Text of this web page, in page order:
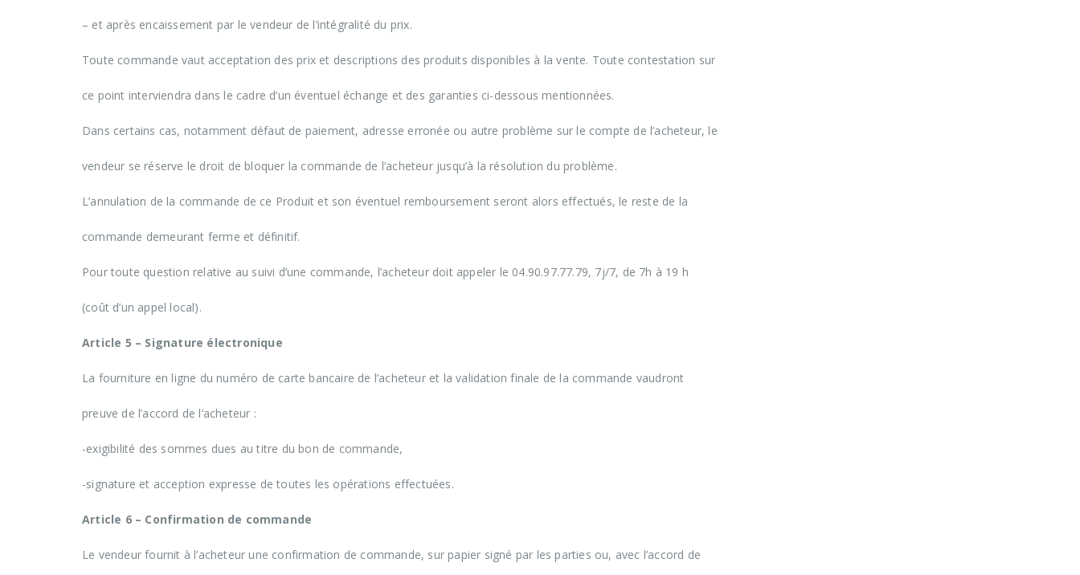
– et après encaissement par le vendeur de l’intégralité du prix.
Toute commande vaut acceptation des prix et descriptions des produits disponibles à la vente. Toute contestation sur
ce point interviendra dans le cadre d’un éventuel échange et des garanties ci-dessous mentionnées.
Dans certains cas, notamment défaut de paiement, adresse erronée ou autre problème sur le compte de l’acheteur, le
vendeur se réserve le droit de bloquer la commande de l’acheteur jusqu’à la résolution du problème.
L’annulation de la commande de ce Produit et son éventuel remboursement seront alors effectués, le reste de la
commande demeurant ferme et définitif.
Pour toute question relative au suivi d’une commande, l’acheteur doit appeler le 04.90.97.77.79, 7j/7, de 7h à 19 h
(coût d’un appel local).
Article 5 – Signature électronique
La fourniture en ligne du numéro de carte bancaire de l’acheteur et la validation finale de la commande vaudront
preuve de l’accord de l’acheteur :
-exigibilité des sommes dues au titre du bon de commande,
-signature et acception expresse de toutes les opérations effectuées.
Article 6 – Confirmation de commande
Le vendeur fournit à l’acheteur une confirmation de commande, sur papier signé par les parties ou, avec l’accord de